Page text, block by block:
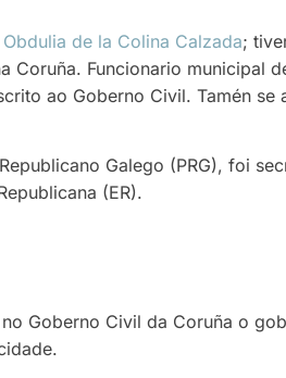
Obdulia de la Colina Calzada;
Coruña. Funcionario municipal
ao Goberno Civil. Tamén
Galego (PRG), foi
(ER).
Goberno Civil da Coruña o